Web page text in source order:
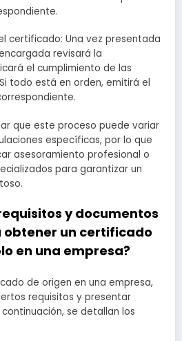
certificado: Una vez presentada
revisará la
el cumplimiento de las
todo está en orden, emitirá el
que este proceso puede variar
específicas, por lo que
asesoramiento profesional o
para garantizar un
y documentos
obtener un certificado
en una empresa?
de origen en una empresa,
requisitos y presentar
se detallan los